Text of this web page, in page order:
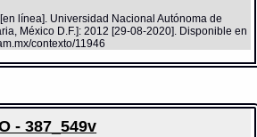
línea]. Universidad Nacional Autónoma de
México D.F.]: 2012 [29-08-2020]. Disponible en
contexto/11946
- 387_549v